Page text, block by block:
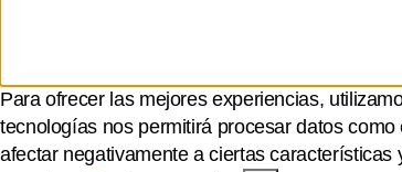
Para ofrecer las mejores experiencias,
tecnologías nos permitirá procesar datos
afectar negativamente a ciertas características